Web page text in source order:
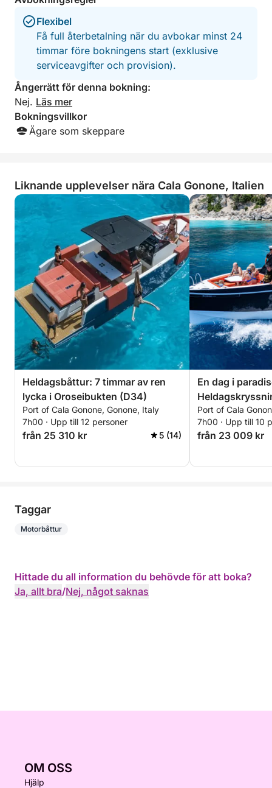
Flexibel
Få full återbetalning när du avbokar minst 24
timmar före bokningens start (exklusive
serviceavgifter och provision).
Ångerrätt för denna bokning:
Nej. Läs mer
Bokningsvillkor
Ägare som skeppare
Liknande upplevelser nära Cala Gonone, Italien
Heldagsbåttur: 7 timmar av ren
lycka i Oroseibukten (D34)
Port of Cala Gonone, Gonone, Italy
7h00 · Upp till 12 personer
från 25 310 kr 5 (14)
En dag i
(D29)
Port of Cala
7h00 · Upp till 10
från 23 009 kr
Taggar
Motorbåttur
Hittade du all information du behövde för att boka?
Ja, allt bra/Nej, något saknas
OM OSS
Hjälp